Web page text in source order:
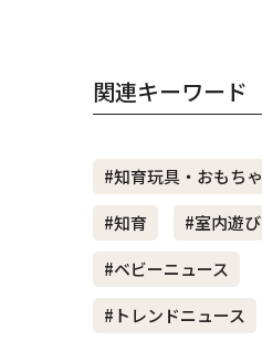
関連キーワード
#知育玩具・おもちゃ
#知育
#室内遊び
#ベビーニュース
#トレンドニュース